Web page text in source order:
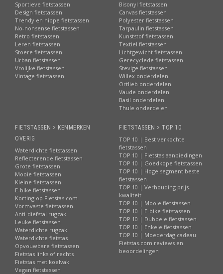
Sportieve fietstassen
Design fietstassen
Trendy en hippe fietstassen
No-nonsense fietstassen
Retro fietstassen
Leren fietstassen
Stoere fietstassen
Urban fietstassen
Vrolijke fietstassen
Vintage fietstassen
Bisonyl fietstassen
Canvas fietstassen
Polyester fietstassen
Tarpaulin fietstassen
Kunststof fietstassen
Textiel fietstassen
Lichtgewicht fietstassen
Gerecyclede fietstassen
Stevige fietstassen
Willex onderdelen
Ortlieb onderdelen
Vaude onderdelen
Basil onderdelen
Thule onderdelen
FIETSTASSEN > KENMERKEN
OVERIG
Waterdichte fietstassen
Reflecterende fietstassen
Grote fietstassen
Mooie fietstassen
Kleine fietstassen
E-bike fietstassen
Korting op Fietstas.com
Vormvaste fietstassen
Anti-diefstal rugzak
Leuke fietstassen
Waterdichte rugzak
Waterdichte fietstas
Opvouwbare fietstassen
Fietstas links of rechts
Fietstas met koelvak
Vegan fietstassen
FIETSTASSEN > TOP 10
TOP 10 | Best verkochte
fietstassen
TOP 10 | Fietstas aanbiedingen
TOP 10 | Goedkope fietstassen
TOP 10 | Hoge segment beste
fietstassen
TOP 10 | Verhouding prijs-
kwaliteit
TOP 10 | Mooie fietstassen
TOP 10 | E-bike fietstassen
TOP 10 | Dubbele fietstassen
TOP 10 | Enkele fietstassen
TOP 10 | Moederdag cadeau
Fietstas.com reviews en
beoordelingen